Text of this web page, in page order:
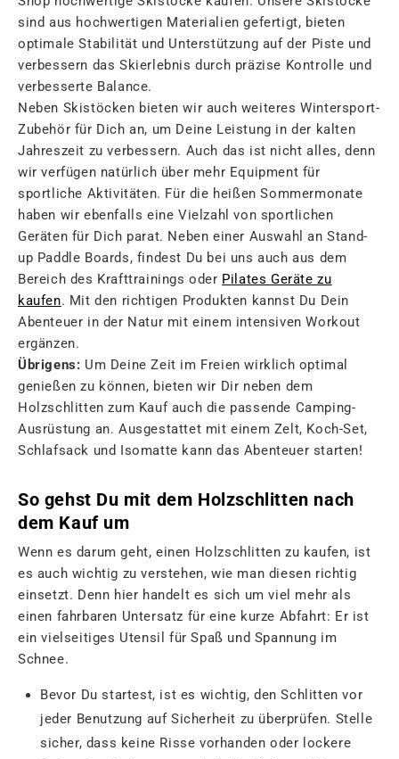
sind aus hochwertigen Materialien gefertigt, bieten
optimale Stabilität und Unterstützung auf der Piste und
verbessern das Skierlebnis durch präzise Kontrolle und
verbesserte Balance.
Neben Skistöcken bieten wir auch weiteres Wintersport-
Zubehör für Dich an, um Deine Leistung in der kalten
Jahreszeit zu verbessern. Auch das ist nicht alles, denn
wir verfügen natürlich über mehr Equipment für
sportliche Aktivitäten. Für die heißen Sommermonate
haben wir ebenfalls eine Vielzahl von sportlichen
Geräten für Dich parat. Neben einer Auswahl an Stand-
up Paddle Boards, findest Du bei uns auch aus dem
Bereich des Krafttrainings oder Pilates Geräte zu
kaufen. Mit den richtigen Produkten kannst Du Dein
Abenteuer in der Natur mit einem intensiven Workout
ergänzen.
Übrigens: Um Deine Zeit im Freien wirklich optimal
genießen zu können, bieten wir Dir neben dem
Holzschlitten zum Kauf auch die passende Camping-
Ausrüstung an. Ausgestattet mit einem Zelt, Koch-Set,
Schlafsack und Isomatte kann das Abenteuer starten!
So gehst Du mit dem Holzschlitten nach
dem Kauf um
Wenn es darum geht, einen Holzschlitten zu kaufen, ist
es auch wichtig zu verstehen, wie man diesen richtig
einsetzt. Denn hier handelt es sich um viel mehr als
einen fahrbaren Untersatz für eine kurze Abfahrt: Er ist
ein vielseitiges Utensil für Spaß und Spannung im
Schnee.
Bevor Du startest, ist es wichtig, den Schlitten vor
jeder Benutzung auf Sicherheit zu überprüfen. Stelle
sicher, dass keine Risse vorhanden oder lockere